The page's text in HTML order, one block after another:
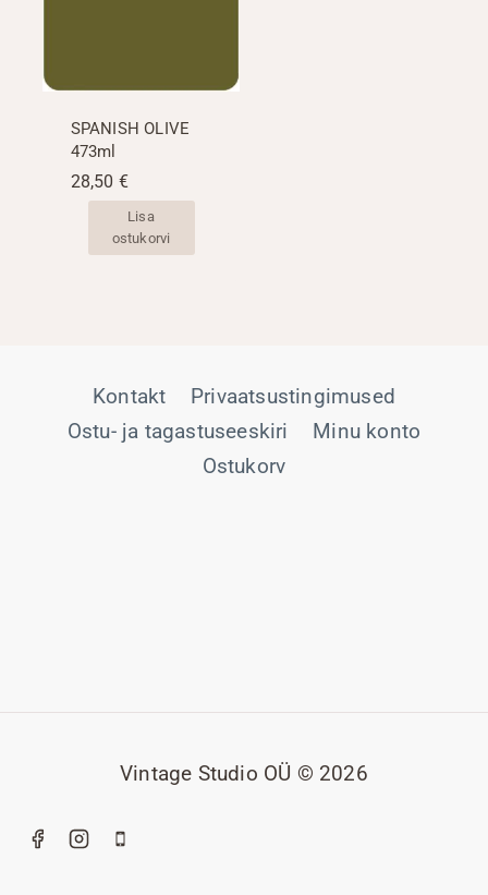
SPANISH OLIVE
473ml
28,50 €
Lisa
ostukorvi
Kontakt
Privaatsustingimused
Ostu- ja tagastuseeskiri
Minu konto
Ostukorv
Vintage Studio OÜ © 2026